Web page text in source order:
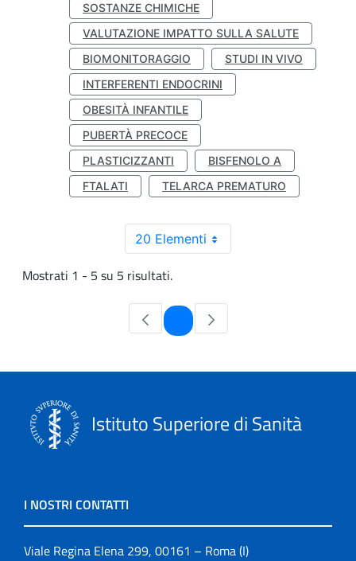
SOSTANZE CHIMICHE
VALUTAZIONE IMPATTO SULLA SALUTE
BIOMONITORAGGIO
STUDI IN VIVO
INTERFERENTI ENDOCRINI
OBESITÀ INFANTILE
PUBERTÀ PRECOCE
PLASTICIZZANTI
BISFENOLO A
FTALATI
TELARCA PREMATURO
20 Elementi
Mostrati 1 - 5 su 5 risultati.
Pagina
Istituto Superiore di Sanità
I NOSTRI CONTATTI
Viale Regina Elena 299, 00161 – Roma (I)